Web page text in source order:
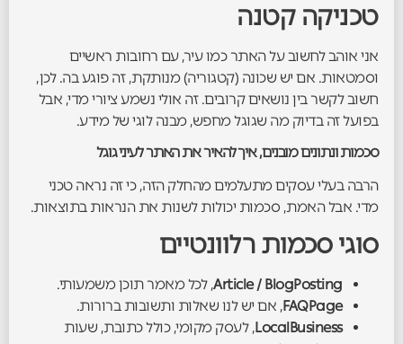
טכניקה קטנה
אני אוהב לחשוב על האתר כמו עיר, עם רחובות ראשיים
וסמטאות. אם יש שכונה (קטגוריה) מנותקת, זה פוגע בה. לכן,
חשוב לקשר בין נושאים קרובים. זה אולי נשמע ציורי מדי, אבל
בפועל זה בדיוק מה שגוגל מחפש, מבנה לוגי של מידע.
סכמות ונתונים מובנים, איך להאיר את האתר לעיני גוגל
הרבה בעלי עסקים מתעלמים מהחלק הזה, כי זה נראה טכני
מדי. אבל האמת, סכמות יכולות לשנות את הנראות בתוצאות.
סוגי סכמות רלוונטיים
Article / BlogPosting, לכל מאמר תוכן משמעותי.
FAQPage, אם יש לנו שאלות ותשובות ברורות.
LocalBusiness, לעסק מקומי, כולל כתובת, שעות